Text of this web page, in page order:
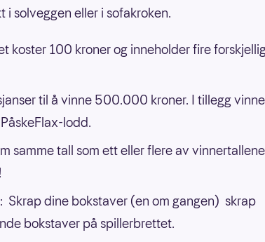
i solveggen eller i sofakroken.
koster 100 kroner og inneholder fire
til å vinne 500.000 kroner. I tillegg
lodd.
samme tall som ett eller flere av
Skrap dine bokstaver (en om gangen) skrap
bokstaver på spillerbrettet.